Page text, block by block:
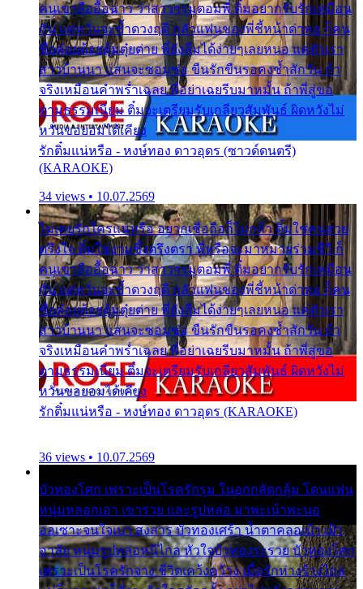
คนเขาลืออื้อฉาว ว่าสาวๆรุมตอมพี่ ติ๋มอยากรับรักเหมือน
กัน แต่หวั่นจะช้ำดวงฤดี กลัวแฟนของพี่ชี้หน้าด่าทอ ก็คน
ชื่อต๋อยต้อยตุ้มตุ๋ยต่าย พี่ยังลืมได้ง่ายๆเลยหนอ แค่ตัวเรา
สาวบ้านนา แสนจะซอมซ่อ ขืนรักขืนรอคงช้ำสักวัน ถ้า
จริงเหมือนคำพร่ำเฉลย พี่อย่าเฉยรีบมาหมั้น ถ้าพี่สู่ขอ
ตามธรรมเนียม ติ๋มจะเตรียมรับเกลียวสัมพันธ์ ผิดหวังไม่
หวั่นขอยอมได้เคียง
รักติ๋มแน่หรือ - หงษ์ทอง ดาวอุดร (ซาวด์ดนตรี)
(KARAOKE)
34 views • 10.07.2569
ไม่เคยรักใครแน่หรือ อยากเชื่อถือก็ไม่กล้า ติ๋มใช่คนสวย
ตรึงใจ ติ๋มใช่งามซึ้งตรึงตรา พี่หรือจะมาหมายร่วมชีวี ก็
คนเขาลืออื้อฉาว ว่าสาวๆรุมตอมพี่ ติ๋มอยากรับรักเหมือน
กัน แต่หวั่นจะช้ำดวงฤดี กลัวแฟนของพี่ชี้หน้าด่าทอ ก็คน
ชื่อต๋อยต้อยตุ้มตุ๋ยต่าย พี่ยังลืมได้ง่ายๆเลยหนอ แค่ตัวเรา
สาวบ้านนา แสนจะซอมซ่อ ขืนรักขืนรอคงช้ำสักวัน ถ้า
จริงเหมือนคำพร่ำเฉลย พี่อย่าเฉยรีบมาหมั้น ถ้าพี่สู่ขอ
ตามธรรมเนียม ติ๋มจะเตรียมรับเกลียวสัมพันธ์ ผิดหวังไม่
หวั่นขอยอมได้เคียง
รักติ๋มแน่หรือ - หงษ์ทอง ดาวอุดร (KARAOKE)
36 views • 10.07.2569
บัวทองโศก เพราะเป็นโรครักรุม ในอกกลัดกลุ้ม โดนแฟน
หนุ่มหลอกเอา เขารวย และรูปหล่อ มาพะเน้าพะนอ
ออเซาะจนใจเบา สงสาร บัวทองเศร้า น้ำตาคลอเบ้า เฝ้า
อาลัย หนุ่มรูปหล่อหนีไกล หัวใจบัวทองระรวย บัวทองโศก
เพราะเป็นโรครักจาง ชีวิตเคว้งคว้าง เมื่อรักห่างร้างไกล